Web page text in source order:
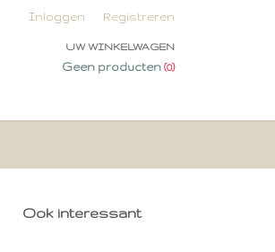
Inloggen Registreren
UW WINKELWAGEN
Geen producten (0)
Ook interessant